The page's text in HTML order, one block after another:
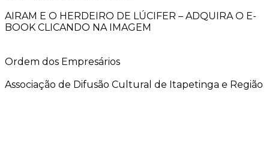
AIRAM E O HERDEIRO DE LÚCIFER – ADQUIRA O E-
BOOK CLICANDO NA IMAGEM
Ordem dos Empresários
Associação de Difusão Cultural de Itapetinga e Região